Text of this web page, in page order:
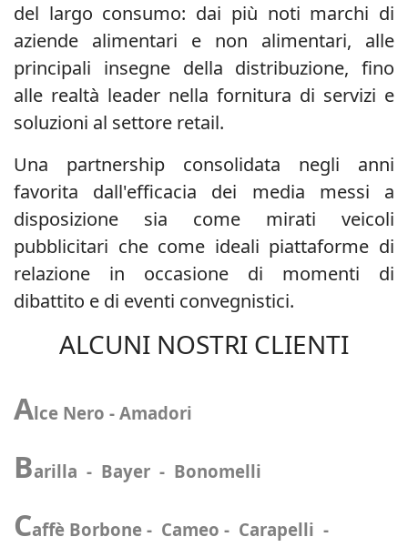
del largo consumo: dai più noti marchi di
aziende alimentari e non alimentari, alle
principali insegne della distribuzione, fino
alle realtà leader nella fornitura di servizi e
soluzioni al settore retail.
Una partnership consolidata negli anni
favorita dall'efficacia dei media messi a
disposizione sia come mirati veicoli
pubblicitari che come ideali piattaforme di
relazione in occasione di momenti di
dibattito e di eventi convegnistici.
ALCUNI NOSTRI CLIENTI
Alce Nero - Amadori
Barilla - Bayer - Bonomelli
Caffè Borbone - Cameo - Carapelli -